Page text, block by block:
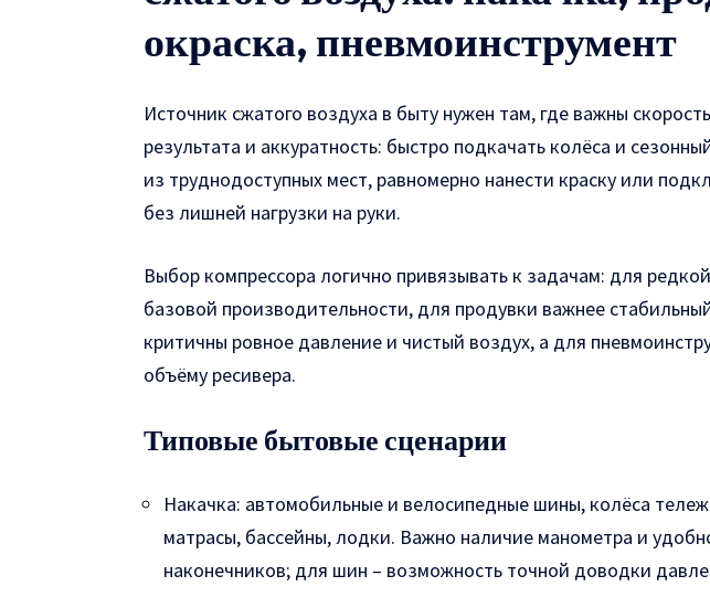
окраска, пневмоинструмент
Источник сжатого воздуха в быту нужен там, где важны
результата и аккуратность: быстро подкачать колёса и
из труднодоступных мест, равномерно нанести краску или
без лишней нагрузки на руки.
Выбор компрессора логично привязывать к задачам: для
базовой производительности, для продувки важнее
критичны ровное давление и чистый воздух, а для
объёму ресивера.
Типовые бытовые сценарии
Накачка: автомобильные и велосипедные шины, колёса
матрасы, бассейны, лодки. Важно наличие манометра и
наконечников; для шин – возможность точной доводки